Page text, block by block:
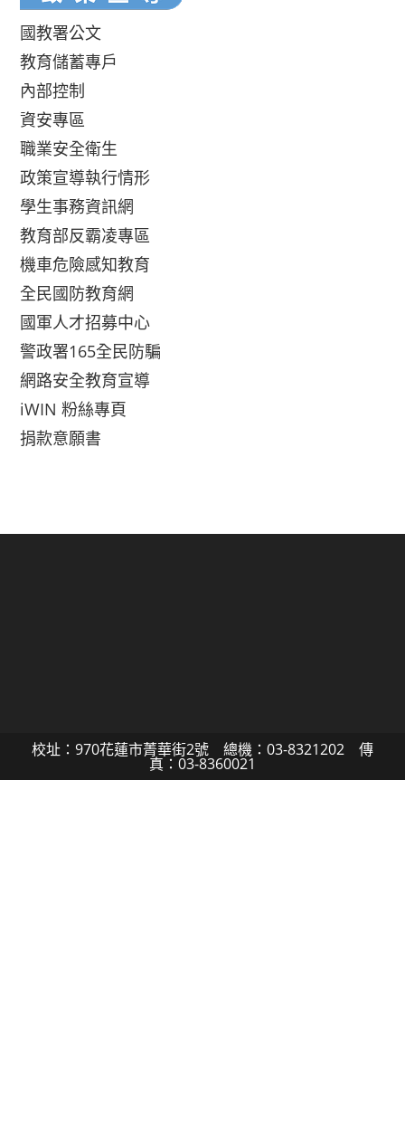
國教署公文
教育儲蓄專戶
內部控制
資安專區
職業安全衛生
政策宣導執行情形
學生事務資訊網
教育部反霸凌專區
機車危險感知教育
全民國防教育網
國軍人才招募中心
警政署165全民防騙
網路安全教育宣導
iWIN 粉絲專頁
捐款意願書
校址：970花蓮市菁華街2號 總機：03-8321202 傳
真：03-8360021